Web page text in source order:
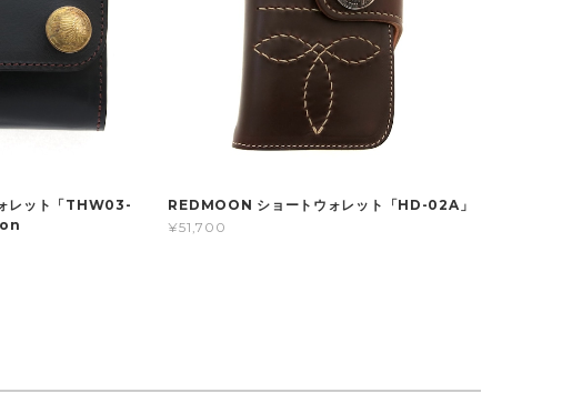
レット「THW03-
REDMOON ショートウォレット「HD-02A」
¥51,700